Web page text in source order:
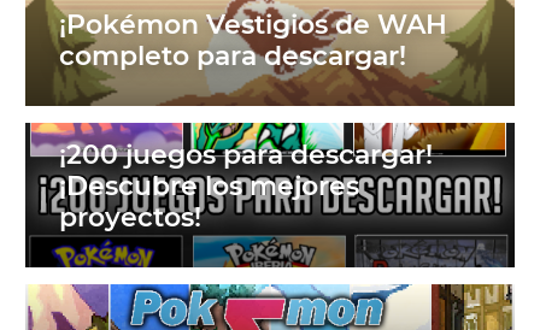
¡Pokémon Vestigios de WAH
completo para descargar!
¡200 juegos para descargar!
¡Descubre los mejores
proyectos!